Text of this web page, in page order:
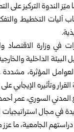
الندوة التركيز على
آليات التخطيط
في وزارة الاقتصاد
الداخلية
المؤثرة،
وتأثيره الإيجابي
السوري، عمر أحمد
في مجال استراتيجيات
الجامعية، ما